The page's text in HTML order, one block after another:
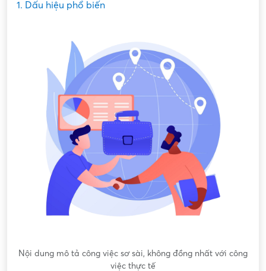
1. Dấu hiệu phổ biến
Nội dung mô tả công việc sơ sài, không đồng nhất với công
việc thực tế